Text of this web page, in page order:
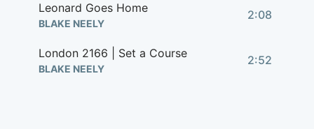
Leonard Goes Home
BLAKE NEELY
2:08
London 2166 | Set a Course
BLAKE NEELY
2:52